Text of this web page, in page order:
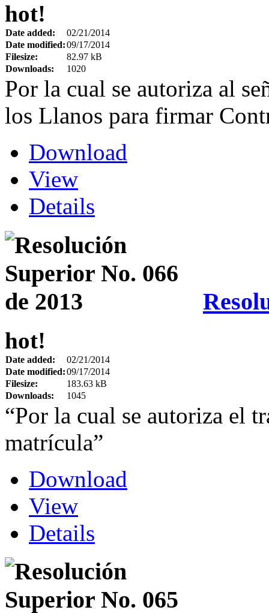
hot!
Date added:
02/21/2014
Date modified:09/17/2014
Filesize:
82.97 kB
Downloads:
1020
Por la cual se autoriza al
los Llanos para firmar
Download
View
Details
hot!
Date added:
02/21/2014
Date modified:09/17/2014
Filesize:
183.63 kB
Downloads:
1045
“Por la cual se autoriza el
matrícula”
Download
View
Details